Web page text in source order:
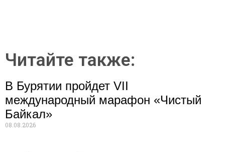
Читайте также:
В Бурятии пройдет VII
международный марафон «Чистый
Байкал»
08.08.2026